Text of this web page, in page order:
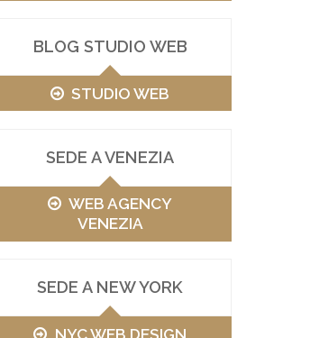
BLOG STUDIO WEB
STUDIO WEB
SEDE A VENEZIA
WEB AGENCY
VENEZIA
SEDE A NEW YORK
NYC WEB DESIGN